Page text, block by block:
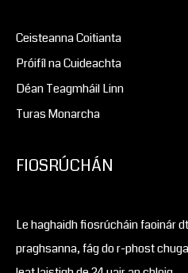
Ceisteanna Coitianta
Próifíl na Cuideachta
Déan Teagmháil Linn
Turas Monarcha
FIOSRÚCHÁN
Le haghaidh fiosrúcháin faoinár
praghsanna, fág do r-phost